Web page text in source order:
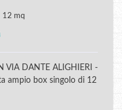
12 mq
VIA DANTE ALIGHIERI -
ampio box singolo di 12